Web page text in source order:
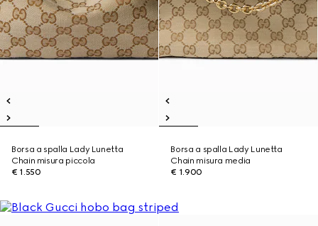
Borsa a spalla Lady Lunetta
Chain misura piccola
€ 1.550
Borsa a spalla Lady Lunetta
Chain misura media
€ 1.900